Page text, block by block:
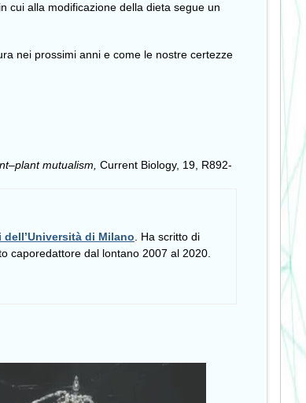
cui alla modificazione della dieta segue un
nei prossimi anni e come le nostre certezze
mutualism, Current Biology, 19, R892-
di Milano . Ha scritto di
caporedattore dal lontano 2007 al 2020.